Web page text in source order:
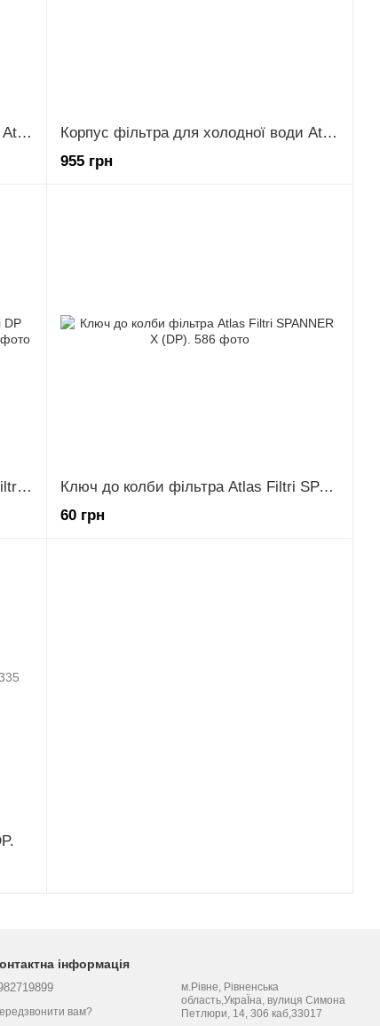
Корпус фільтра для холодної води Atlas 10 DP MONO 3/4" (Італія).(Атлас).
Корпус фільтра для холодної води Atlas 10 DP MONO 1" (Італія).(Атлас).
955 грн
Корпус подвійний прозорий Atlas Filtri DP DUO 1" латунна різь.(Італія).(Атлас).
Ключ до колби фільтра Atlas Filtri SPANNER X (DP).
60 грн
інформація
вам?
м.Рівне, Рівненська
область,УкраЇна, вулиця Симона
Петлюри, 14, 306 каб,33017